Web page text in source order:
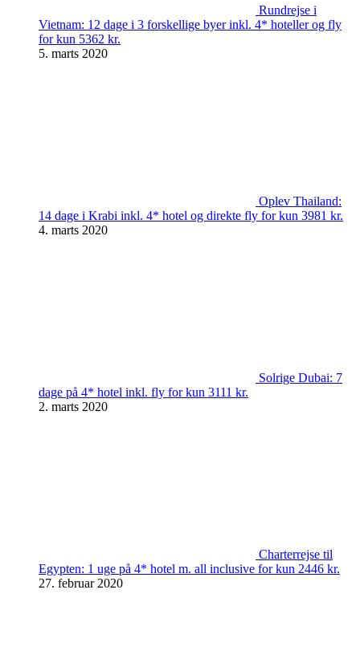
Rundrejse i
Vietnam: 12 dage i 3 forskellige byer inkl. 4* hoteller og fly
for kun 5362 kr.
5. marts 2020
Oplev Thailand:
14 dage i Krabi inkl. 4* hotel og direkte fly for kun 3981 kr.
4. marts 2020
Solrige Dubai: 7
dage på 4* hotel inkl. fly for kun 3111 kr.
2. marts 2020
Charterrejse til
Egypten: 1 uge på 4* hotel m. all inclusive for kun 2446 kr.
27. februar 2020